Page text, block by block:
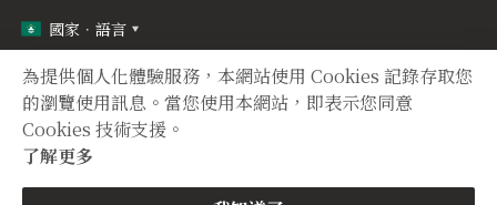
為提供個人化體驗服務，本網站使用 Cookies 記錄存取您
的瀏覽使用訊息。當您使用本網站，即表示您同意
Cookies 技術支援。
了解更多
國家．語言
定型化契約
隱私權聲明
Copyright © 2012 TIAN YUAN XIANG All right reserved.